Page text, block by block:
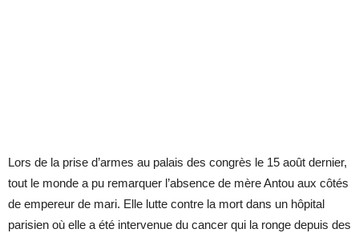
Lors de la prise d’armes au palais des congrès le 15 août dernier,
tout le monde a pu remarquer l’absence de mère Antou aux côtés
de empereur de mari. Elle lutte contre la mort dans un hôpital
parisien où elle a été intervenue du cancer qui la ronge depuis des